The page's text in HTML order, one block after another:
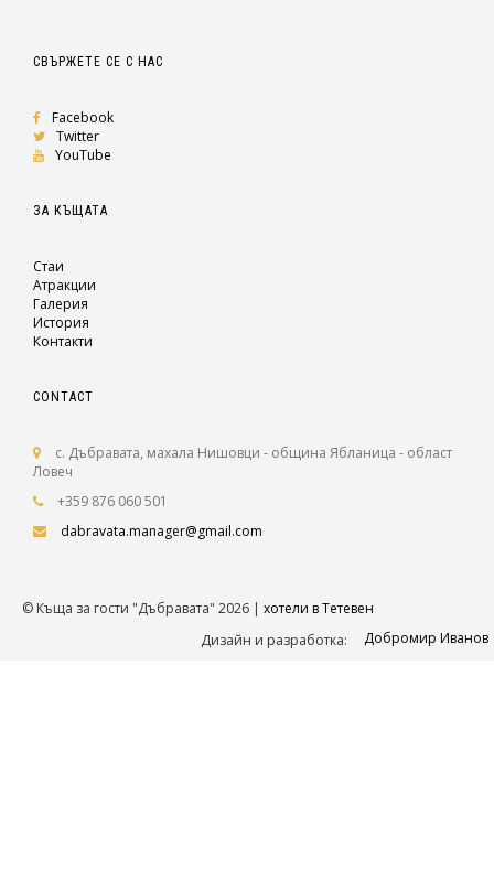
СВЪРЖЕТЕ СЕ С НАС
Facebook
Twitter
YouTube
ЗА КЪЩАТА
Стаи
Атракции
Галерия
История
Контакти
CONTACT
с. Дъбравата, махала Нишовци - община Ябланица - област
Ловеч
+359 876 060 501
dabravata.manager@gmail.com
© Къща за гости "Дъбравата" 2026 | хотели в Тетевен
Дизайн и разработка:
Добромир Иванов